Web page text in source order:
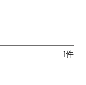
1件